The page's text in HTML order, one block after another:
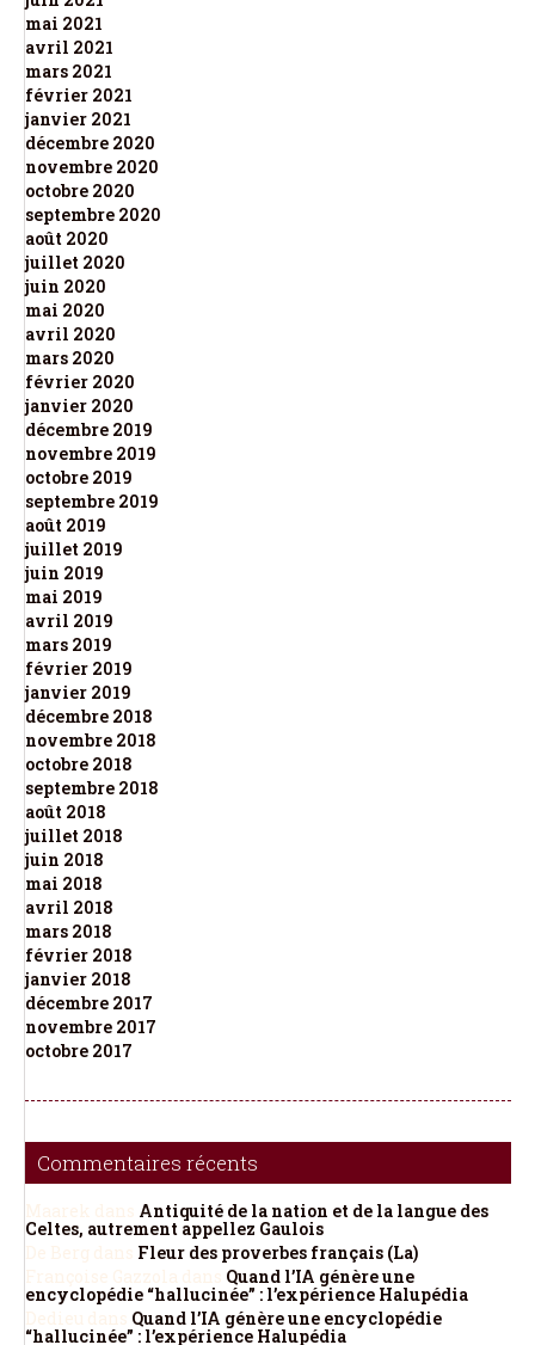
mai 2021
avril 2021
mars 2021
février 2021
janvier 2021
décembre 2020
novembre 2020
octobre 2020
septembre 2020
août 2020
juillet 2020
juin 2020
mai 2020
avril 2020
mars 2020
février 2020
janvier 2020
décembre 2019
novembre 2019
octobre 2019
septembre 2019
août 2019
juillet 2019
juin 2019
mai 2019
avril 2019
mars 2019
février 2019
janvier 2019
décembre 2018
novembre 2018
octobre 2018
septembre 2018
août 2018
juillet 2018
juin 2018
mai 2018
avril 2018
mars 2018
février 2018
janvier 2018
décembre 2017
novembre 2017
octobre 2017
Commentaires récents
Antiquité de la nation et de la langue des
Celtes, autrement appellez Gaulois
Fleur des proverbes français (La)
Quand l’IA génère une
encyclopédie “hallucinée” : l’expérience Halupédia
Quand l’IA génère une encyclopédie
“hallucinée” : l’expérience Halupédia